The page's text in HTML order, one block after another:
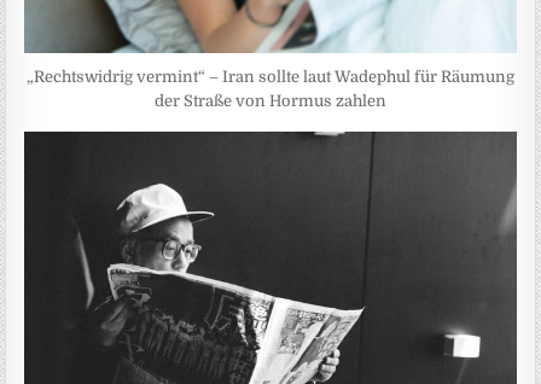
„Rechtswidrig vermint“ – Iran sollte laut Wadephul für Räumung
der Straße von Hormus zahlen